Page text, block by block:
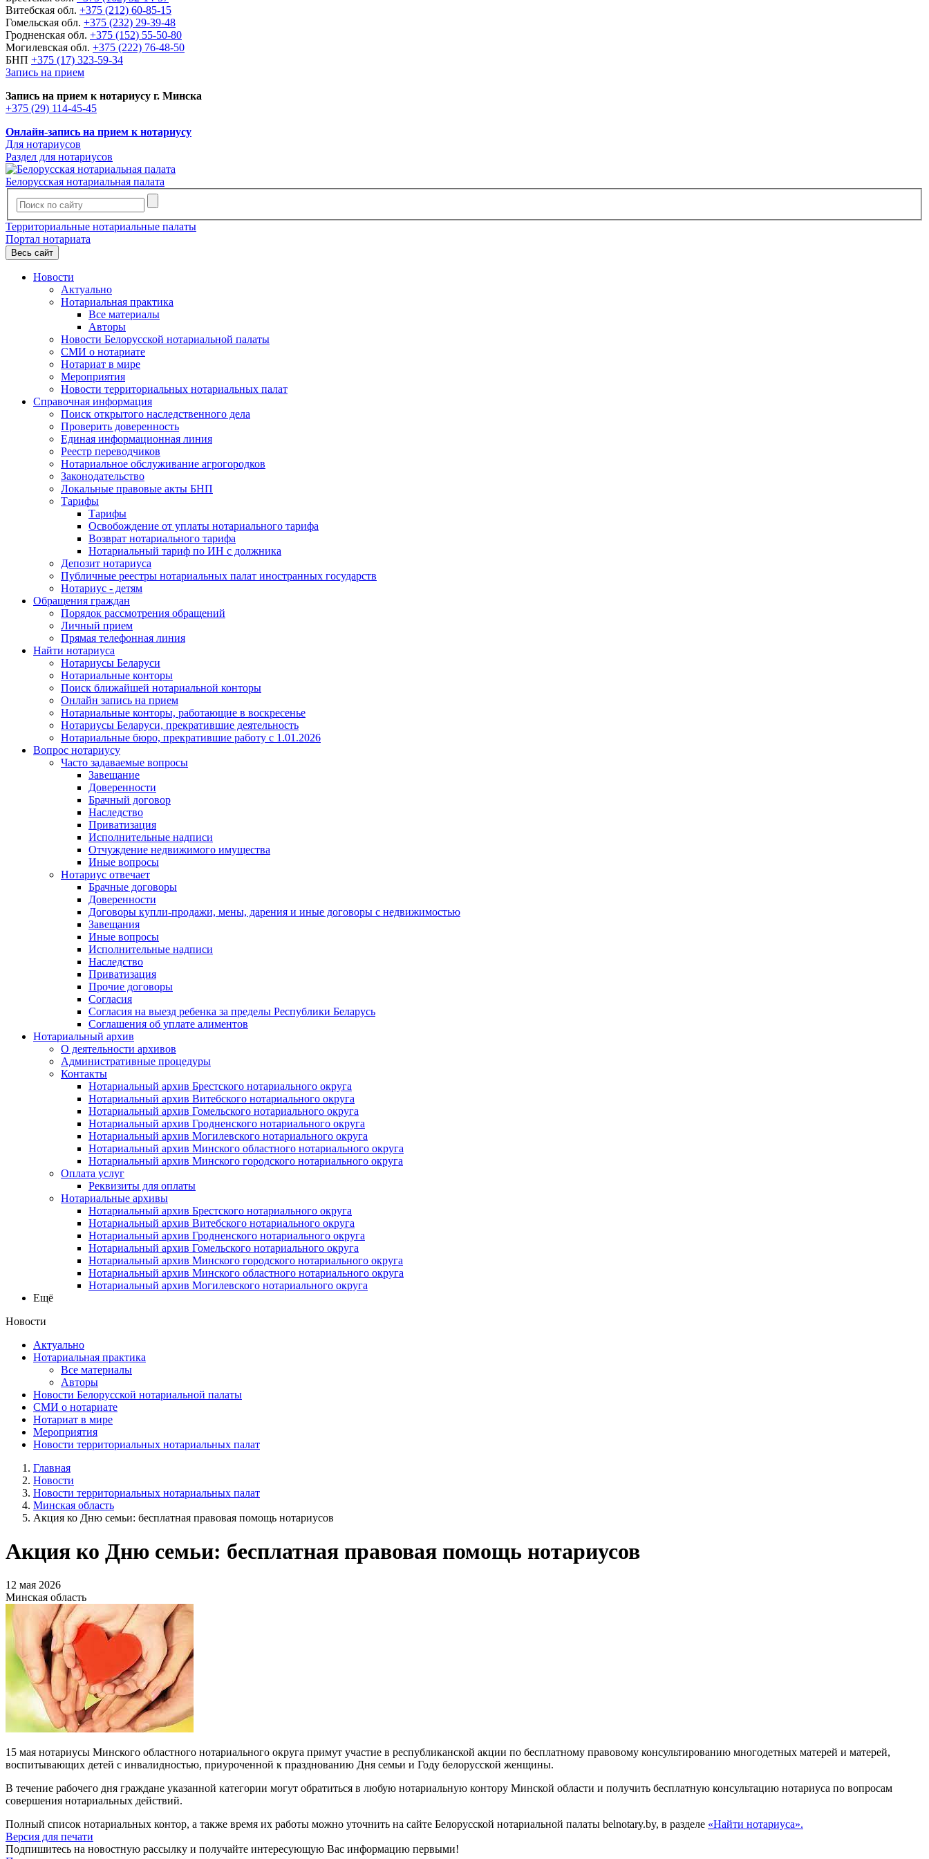
Витебская обл. +375 (212) 60-85-15
Гомельская обл. +375 (232) 29-39-48
Гродненская обл. +375 (152) 55-50-80
Могилевская обл. +375 (222) 76-48-50
БНП +375 (17) 323-59-34
Запись на прием
Запись на прием к нотариусу г. Минска
+375 (29) 114-45-45
Онлайн-запись на прием к нотариусу
Для нотариусов
Раздел для нотариусов
Белорусская нотариальная палата
Территориальные нотариальные палаты
Портал нотариата
Весь сайт
Новости
Актуально
Нотариальная практика
Все материалы
Авторы
Новости Белорусской нотариальной палаты
СМИ о нотариате
Нотариат в мире
Мероприятия
Новости территориальных нотариальных палат
Справочная информация
Поиск открытого наследственного дела
Проверить доверенность
Единая информационная линия
Реестр переводчиков
Нотариальное обслуживание агрогородков
Законодательство
Локальные правовые акты БНП
Тарифы
Тарифы
Освобождение от уплаты нотариального тарифа
Возврат нотариального тарифа
Нотариальный тариф по ИН с должника
Депозит нотариуса
Публичные реестры нотариальных палат иностранных государств
Нотариус - детям
Обращения граждан
Порядок рассмотрения обращений
Личный прием
Прямая телефонная линия
Найти нотариуса
Нотариусы Беларуси
Нотариальные конторы
Поиск ближайшей нотариальной конторы
Онлайн запись на прием
Нотариальные конторы, работающие в воскресенье
Нотариусы Беларуси, прекратившие деятельность
Нотариальные бюро, прекратившие работу с 1.01.2026
Вопрос нотариусу
Часто задаваемые вопросы
Завещание
Доверенности
Брачный договор
Наследство
Приватизация
Исполнительные надписи
Отчуждение недвижимого имущества
Иные вопросы
Нотариус отвечает
Брачные договоры
Доверенности
Договоры купли-продажи, мены, дарения и иные договоры с недвижимостью
Завещания
Иные вопросы
Исполнительные надписи
Наследство
Приватизация
Прочие договоры
Согласия
Согласия на выезд ребенка за пределы Республики Беларусь
Соглашения об уплате алиментов
Нотариальный архив
О деятельности архивов
Административные процедуры
Контакты
Нотариальный архив Брестского нотариального округа
Нотариальный архив Витебского нотариального округа
Нотариальный архив Гомельского нотариального округа
Нотариальный архив Гродненского нотариального округа
Нотариальный архив Могилевского нотариального округа
Нотариальный архив Минского областного нотариального округа
Нотариальный архив Минского городского нотариального округа
Оплата услуг
Реквизиты для оплаты
Нотариальные архивы
Нотариальный архив Брестского нотариального округа
Нотариальный архив Витебского нотариального округа
Нотариальный архив Гродненского нотариального округа
Нотариальный архив Гомельского нотариального округа
Нотариальный архив Минского городского нотариального округа
Нотариальный архив Минского областного нотариального округа
Нотариальный архив Могилевского нотариального округа
Ещё
Новости
Актуально
Нотариальная практика
Все материалы
Авторы
Новости Белорусской нотариальной палаты
СМИ о нотариате
Нотариат в мире
Мероприятия
Новости территориальных нотариальных палат
Главная
Новости
Новости территориальных нотариальных палат
Минская область
Акция ко Дню семьи: бесплатная правовая помощь нотариусов
Акция ко Дню семьи: бесплатная правовая помощь нотариусов
12 мая 2026
Минская область
15 мая нотариусы Минского областного нотариального округа примут участие в республиканской акции по бесплатному правовому консультированию многодетных матерей и матерей,
воспитывающих детей с инвалидностью, приуроченной к празднованию Дня семьи и Году белорусской женщины.
В течение рабочего дня граждане указанной категории могут обратиться в любую нотариальную контору Минской области и получить бесплатную консультацию нотариуса по вопросам
совершения нотариальных действий.
Полный список нотариальных контор, а также время их работы можно уточнить на сайте Белорусской нотариальной палаты belnotary.by, в разделе «Найти нотариуса».
Версия для печати
Подпишитесь на новостную рассылку и получайте интересующую Вас информацию первыми!